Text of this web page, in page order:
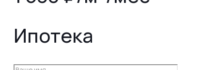
Ипотека